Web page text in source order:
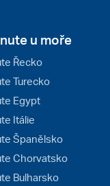
u moře
Řecko
Turecko
Egypt
Itálie
Španělsko
Chorvatsko
Bulharsko